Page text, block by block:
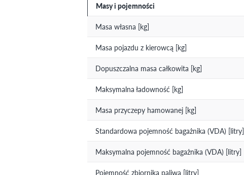
Masy i pojemności
Masa własna [kg]
Masa pojazdu z kierowcą [kg]
Dopuszczalna masa całkowita [kg]
Maksymalna ładowność [kg]
Masa przyczepy hamowanej [kg]
Standardowa pojemność bagażnika (VDA) [litry]
Maksymalna pojemność bagażnika (VDA) [litry]
Pojemność zbiornika paliwa [litry]